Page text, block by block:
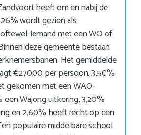
heeft om en nabij de
26% wordt gezien als
iemand met een WO of
deze gemeente bestaan
Het gemiddelde
€27000 per persoon. 3,50%
gekomen met een WAO-
een Wajong uitkering, 3,20%
en 2,60% heeft recht op een
populaire middelbare school